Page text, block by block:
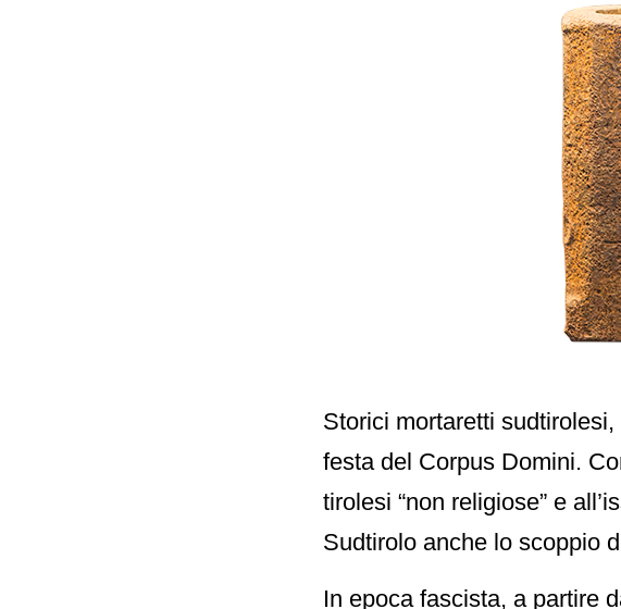
Storici mortaretti
festa del Corpus Domini.
tirolesi “non religiose” e
Sudtirolo anche lo scoppio
In epoca fascista, a partire